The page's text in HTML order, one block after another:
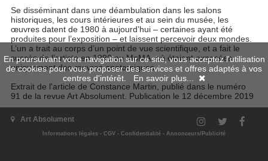
Se disséminant dans une déambulation dans les salons
historiques, les cours intérieures et au sein du musée, les
œuvres datent de 1980 à aujourd’hui – certaines ayant été
produites pour l’exposition – et laissent percevoir deux mondes.
L’un a trait au corps d’un point de vue scientifique, et a fait le
succès de l’artiste en 1990 au MoMA, où étaient exposées
uniquement des œuvres anatomiques.
Extrait de l'article de Constance Martin, publié dans le numéro
91 de la revue Art Absolument. Publication le 12 décembre 2019
Site de l'exposition
Art Absolument
Informations légales - CGV - Confidentialité - Annonceurs/Publicité
En poursuivant votre navigation sur ce site, vous acceptez l'utilisation
de cookies pour vous proposer des services et offres adaptés à vos
centres d'intérêt. En savoir plus...